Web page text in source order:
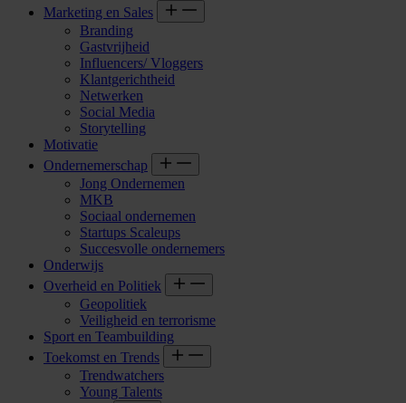
Marketing en Sales
Branding
Gastvrijheid
Influencers/ Vloggers
Klantgerichtheid
Netwerken
Social Media
Storytelling
Motivatie
Ondernemerschap
Jong Ondernemen
MKB
Sociaal ondernemen
Startups Scaleups
Succesvolle ondernemers
Onderwijs
Overheid en Politiek
Geopolitiek
Veiligheid en terrorisme
Sport en Teambuilding
Toekomst en Trends
Trendwatchers
Young Talents